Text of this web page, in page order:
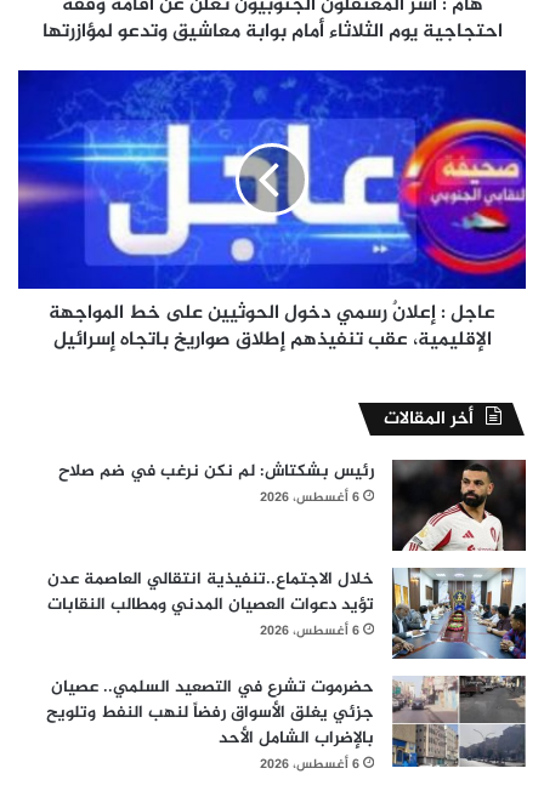
أمام
معاشيق
وتدعو
لمؤازرتها
احتجاجية يوم الثلاثاء أمام بوابة معاشيق وتدعو لمؤازرتها
إعلانٌ
رسمي
دخول
الحوثيين
على
خط
المواجهة
الإقليمية،
صواريخ
باتجاه
إسرائيل
عاجل : إعلانٌ رسمي دخول الحوثيين على خط المواجهة
الإقليمية، عقب تنفيذهم إطلاق صواريخ باتجاه إسرائيل
أخر المقالات
رئيس بشكتاش: لم نكن نرغب في ضم صلاح
6 أغسطس، 2026
خلال الاجتماع..تنفيذية انتقالي العاصمة عدن
تؤيد دعوات العصيان المدني ومطالب النقابات
6 أغسطس، 2026
حضرموت تشرع في التصعيد السلمي.. عصيان
جزئي يغلق الأسواق رفضاً لنهب النفط وتلويح
بالإضراب الشامل الأحد
6 أغسطس، 2026